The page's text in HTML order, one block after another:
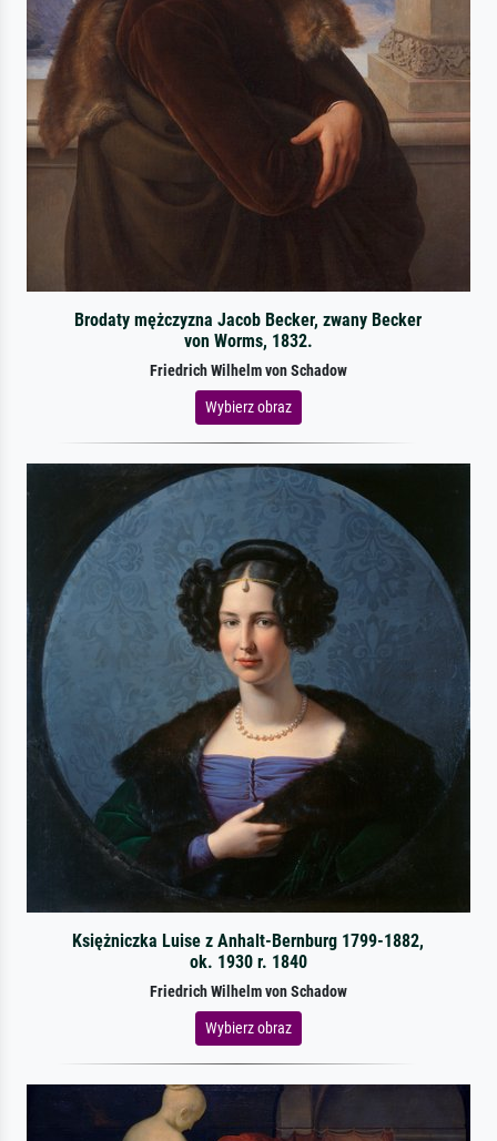
Brodaty mężczyzna Jacob Becker, zwany Becker
von Worms, 1832.
Friedrich Wilhelm von Schadow
Wybierz obraz
Księżniczka Luise z Anhalt-Bernburg 1799-1882,
ok. 1930 r. 1840
Friedrich Wilhelm von Schadow
Wybierz obraz